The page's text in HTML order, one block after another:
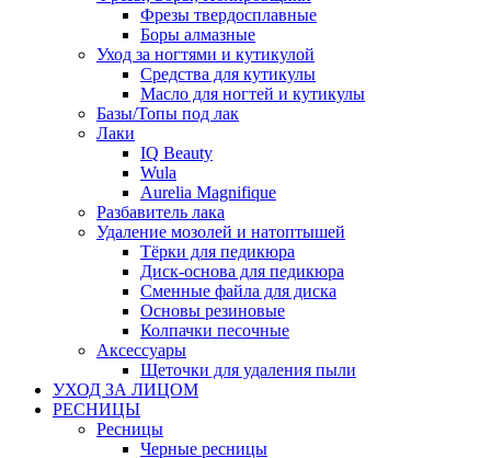
Фрезы твердосплавные
Боры алмазные
Уход за ногтями и кутикулой
Средства для кутикулы
Масло для ногтей и кутикулы
Базы/Топы под лак
Лаки
IQ Beauty
Wula
Aurelia Magnifique
Разбавитель лака
Удаление мозолей и натоптышей
Тёрки для педикюра
Диск-основа для педикюра
Сменные файла для диска
Основы резиновые
Колпачки песочные
Аксессуары
Щеточки для удаления пыли
УХОД ЗА ЛИЦОМ
РЕСНИЦЫ
Ресницы
Черные ресницы